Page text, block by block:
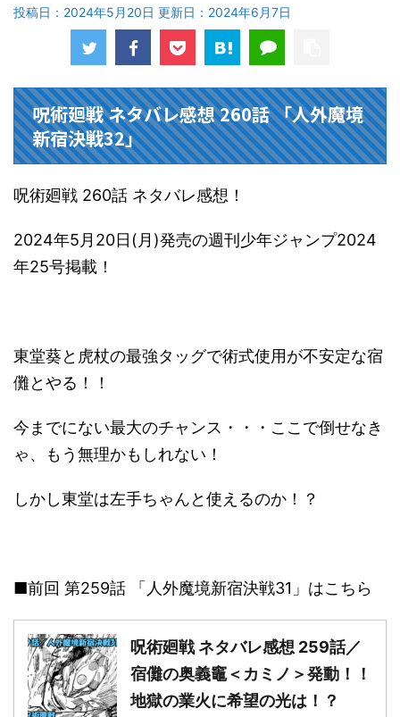
投稿日：2024年5月20日 更新日： 2024年6月7日
呪術廻戦 ネタバレ感想 260話 「人外魔境
新宿決戦32」
呪術廻戦 260話 ネタバレ感想！
2024年5月20日(月)発売の週刊少年ジャンプ2024
年25号掲載！
東堂葵と虎杖の最強タッグで術式使用が不安定な宿
儺とやる！！
今までにない最大のチャンス・・・ここで倒せなき
ゃ、もう無理かもしれない！
しかし東堂は左手ちゃんと使えるのか！？
■前回 第259話 「人外魔境新宿決戦31」はこちら
呪術廻戦 ネタバレ感想 259話／
宿儺の奥義竈＜カミノ＞発動！！
地獄の業火に希望の光は！？